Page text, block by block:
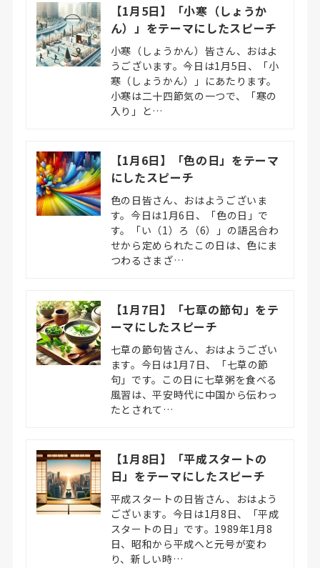
【1月5日】「小寒（しょうか
ん）」をテーマにしたスピーチ
小寒（しょうかん）皆さん、おはよ
うございます。今日は1月5日、「小
寒（しょうかん）」にあたります。
小寒は二十四節気の一つで、「寒の
入り」と…
【1月6日】「色の日」をテーマ
にしたスピーチ
色の日皆さん、おはようございま
す。今日は1月6日、「色の日」で
す。「い（1）ろ（6）」の語呂合わ
せから定められたこの日は、色にま
つわるさまざ…
【1月7日】「七草の節句」をテ
ーマにしたスピーチ
七草の節句皆さん、おはようござい
ます。今日は1月7日、「七草の節
句」です。この日に七草粥を食べる
風習は、平安時代に中国から伝わっ
たとされて…
【1月8日】「平成スタートの
日」をテーマにしたスピーチ
平成スタートの日皆さん、おはよう
ございます。今日は1月8日、「平成
スタートの日」です。1989年1月8
日、昭和から平成へと元号が変わ
り、新しい時…